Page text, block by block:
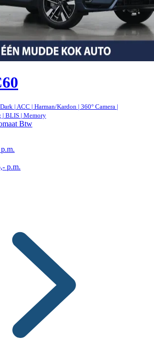
| ACC | Harman/Kardon | 360° Camera |
| BLIS | Memory
Btw
p.m.